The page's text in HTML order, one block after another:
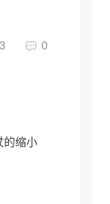
3 0
的缩小